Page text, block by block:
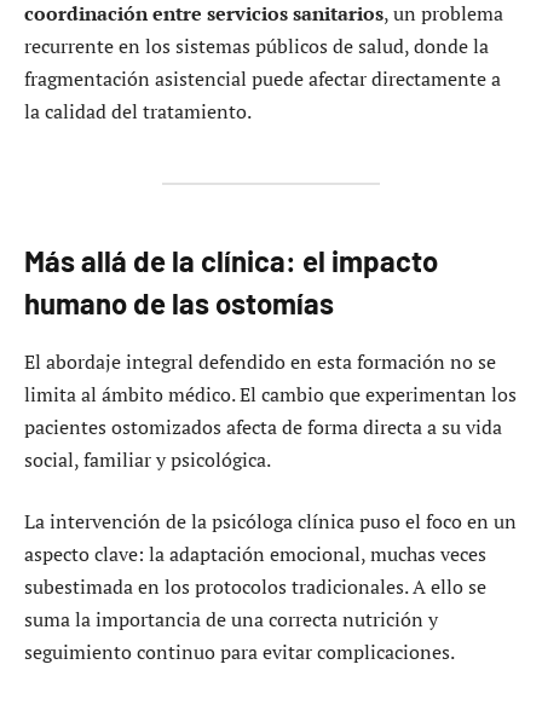
coordinación entre servicios sanitarios, un problema
recurrente en los sistemas públicos de salud, donde la
fragmentación asistencial puede afectar directamente a
la calidad del tratamiento.
Más allá de la clínica: el impacto
humano de las ostomías
El abordaje integral defendido en esta formación no se
limita al ámbito médico. El cambio que experimentan los
pacientes ostomizados afecta de forma directa a su vida
social, familiar y psicológica.
La intervención de la psicóloga clínica puso el foco en un
aspecto clave: la adaptación emocional, muchas veces
subestimada en los protocolos tradicionales. A ello se
suma la importancia de una correcta nutrición y
seguimiento continuo para evitar complicaciones.